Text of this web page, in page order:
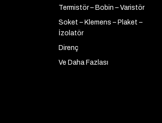
Termistör – Bobin – Varistör
Soket – Klemens – Plaket –
İzolatör
Direnç
Ve Daha Fazlası